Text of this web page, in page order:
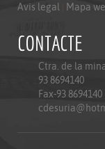
Avis legal Mapa
CONTACTE
Ctra. de la
93 8694140
Fax-93 8694140